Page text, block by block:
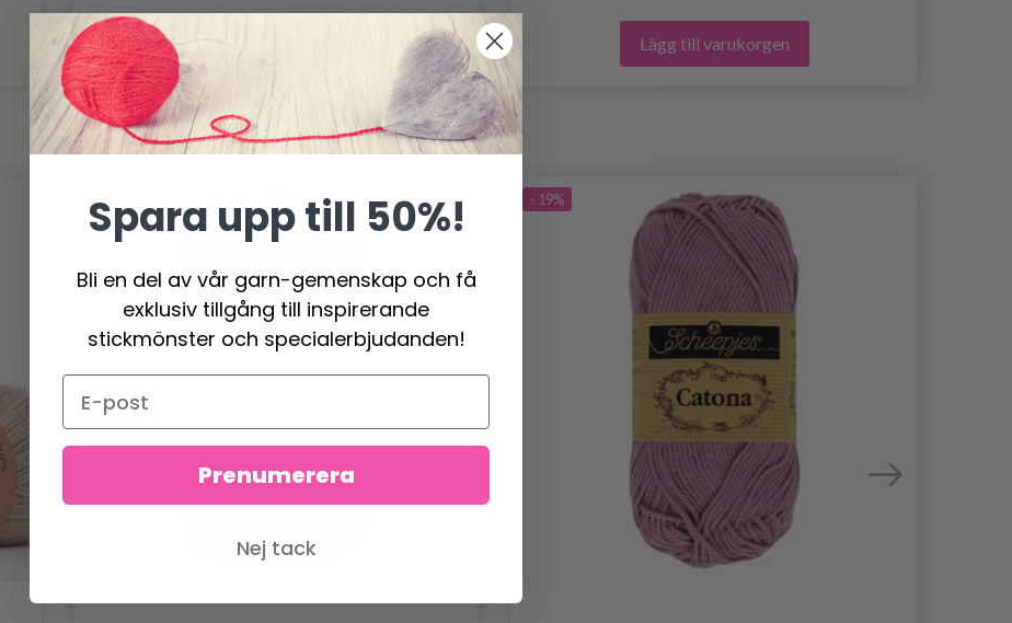
Lägg till varukorgen Lägg till varukorgen
- 19%
Spara upp till 50%!
Bli en del av vår garn-gemenskap och få
exklusiv tillgång till inspirerande
stickmönster och specialerbjudanden!
Prenumerera
Nej tack